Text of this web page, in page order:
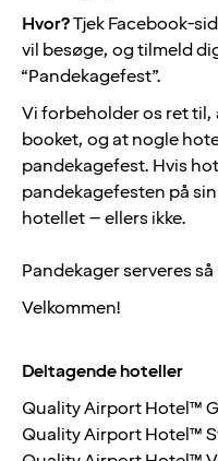
Hvor?Tjek Facebook-
vil besøge, og tilmeld
“Pandekagefest”.
Vi forbeholder os ret
booket, og at nogle
pandekagefest. Hvis
pandekagefesten på
hotellet – ellers ikke.
Pandekager serveres
Velkommen!
Deltagende hoteller
Quality Airport Hotel™
Quality Airport Hotel™